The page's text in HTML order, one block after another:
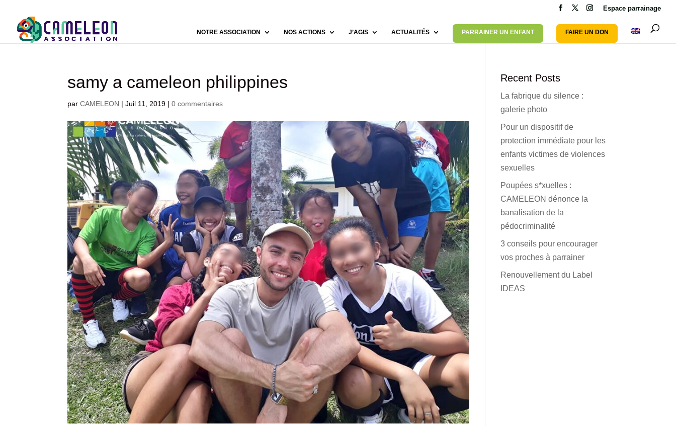
Espace parrainage
NOTRE ASSOCIATION NOS ACTIONS J’AGIS ACTUALITÉS PARRAINER UN ENFANT FAIRE UN DON
samy a cameleon philippines
parCAMELEON |Juil 11, 2019 |0 commentaires
Recent Posts
La fabrique du silence :
galerie photo
Pour un dispositif de
protection immédiate pour les
enfants victimes de violences
sexuelles
Poupées s*xuelles :
CAMELEON dénonce la
banalisation de la
pédocriminalité
3 conseils pour encourager
vos proches à parrainer
Renouvellement du Label
IDEAS